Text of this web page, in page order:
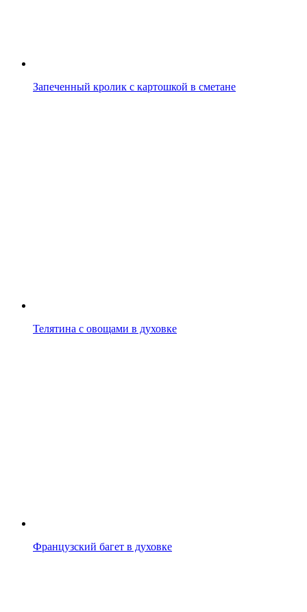
Запеченный кролик с картошкой в сметане
Телятина с овощами в духовке
Французский багет в духовке